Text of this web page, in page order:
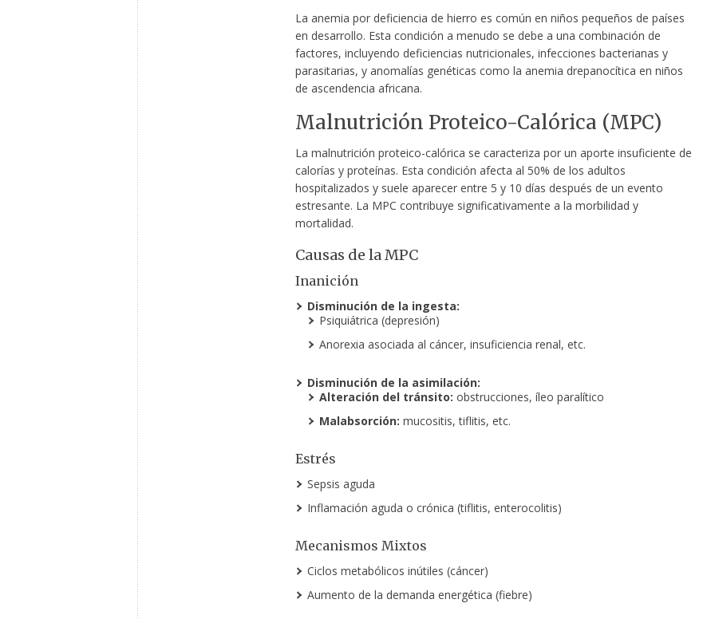
La anemia por deficiencia de hierro es común en niños pequeños de países
en desarrollo. Esta condición a menudo se debe a una combinación de
factores, incluyendo deficiencias nutricionales, infecciones bacterianas y
parasitarias, y anomalías genéticas como la anemia drepanocítica en niños
de ascendencia africana.
Malnutrición Proteico-Calórica (MPC)
La malnutrición proteico-calórica se caracteriza por un aporte insuficiente de
calorías y proteínas. Esta condición afecta al 50% de los adultos
hospitalizados y suele aparecer entre 5 y 10 días después de un evento
estresante. La MPC contribuye significativamente a la morbilidad y
mortalidad.
Causas de la MPC
Inanición
Disminución de la ingesta:
Psiquiátrica (depresión)
Anorexia asociada al cáncer, insuficiencia renal, etc.
Disminución de la asimilación:
Alteración del tránsito: obstrucciones, íleo paralítico
Malabsorción: mucositis, tiflitis, etc.
Estrés
Sepsis aguda
Inflamación aguda o crónica (tiflitis, enterocolitis)
Mecanismos Mixtos
Ciclos metabólicos inútiles (cáncer)
Aumento de la demanda energética (fiebre)